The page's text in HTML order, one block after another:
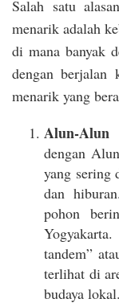
Salah satu
menarik adalah
di mana banyak
dengan berjalan
menarik yang
Alun-Alun
dengan
yang sering
dan
pohon
tandem”
terlihat di
budaya lokal.